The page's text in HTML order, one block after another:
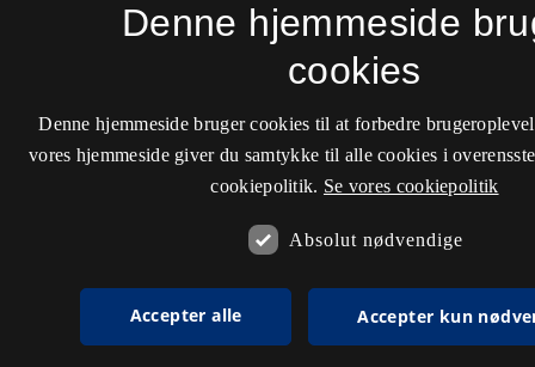
Denne hjemmeside
cookies
Denne hjemmeside bruger cookies til at forbedre
vores hjemmeside giver du samtykke til alle cookies i
cookiepolitik. Se vores cookiepolitik
Absolut nødvendige
Accepter alle Accepter kun